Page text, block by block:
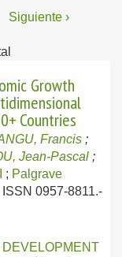
Siguiente ›
Growth
Countries
Francis ;
Jean-Pascal ;
; Palgrave
0957-8811.-